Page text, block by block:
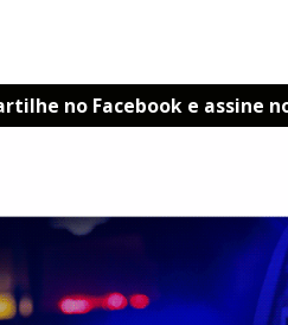
no Facebook e assine